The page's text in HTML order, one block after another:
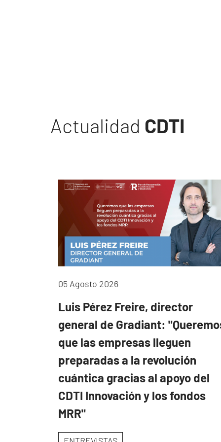
Actualidad CDTI
05 Agosto 2026
Luis Pérez Freire, director
general de Gradiant:
que las empresas lleguen
preparadas a la revolución
cuántica gracias al apoyo del
CDTI Innovación y los fondos
MRR"